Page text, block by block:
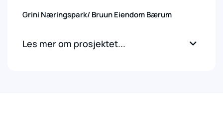
Grini Næringspark/ Bruun Eiendom Bærum
Les mer om prosjektet...